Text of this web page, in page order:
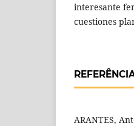
interesante
cuestiones
ARANTES,